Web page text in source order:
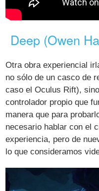
Deep (Owen
Otra obra experiencial
no sólo de un casco de
caso el Oculus Rift),
controlador propio que
manera que para
necesario hablar con el
experiencia, pero de
lo que consideramos